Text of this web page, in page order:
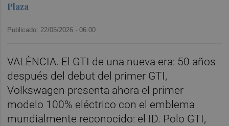
Plaza
Publicado: 22/05/2026 ·06:00
VALÈNCIA. El GTI de una nueva era: 50 años
después del debut del primer GTI,
Volkswagen presenta ahora el primer
modelo 100% eléctrico con el emblema
mundialmente reconocido: el ID. Polo GTI,